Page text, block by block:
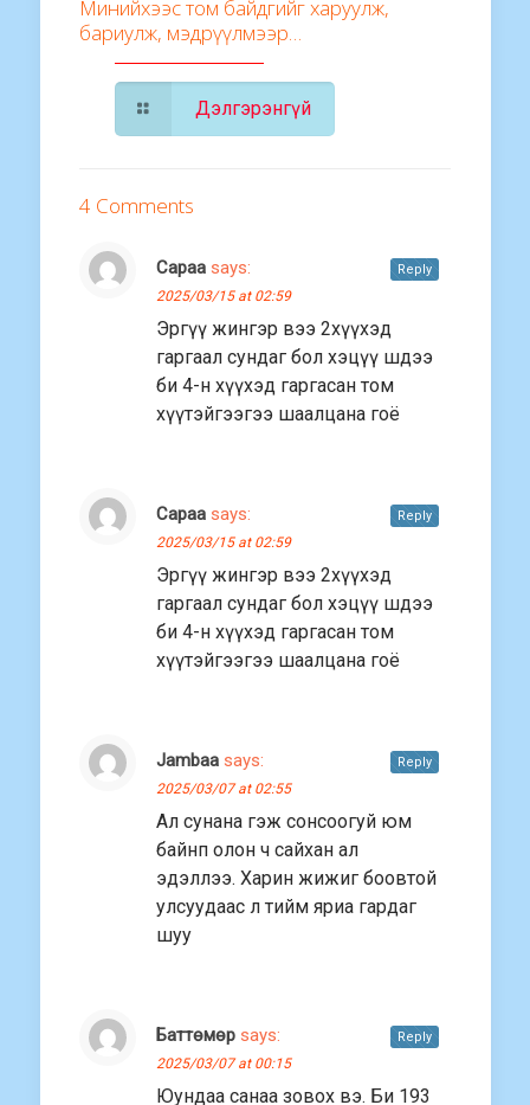
Минийхээс том байдгийг харуулж,
бариулж, мэдрүүлмээр…
Дэлгэрэнгүй
4 Comments
Сараа says:
2025/03/15 at 02:59
Эргүү жингэр вээ 2хүүхэд
гаргаал сундаг бол хэцүү шдээ
би 4-н хүүхэд гаргасан том
хүүтэйгээгээ шаалцана гоё
Reply
Сараа says:
2025/03/15 at 02:59
Эргүү жингэр вээ 2хүүхэд
гаргаал сундаг бол хэцүү шдээ
би 4-н хүүхэд гаргасан том
хүүтэйгээгээ шаалцана гоё
Reply
Jambaa says:
2025/03/07 at 02:55
Ал сунана гэж сонсоогуй юм
байнп олон ч сайхан ал
эдэллээ. Харин жижиг боовтой
улсуудаас л тийм яриа гардаг
шуу
Reply
Баттөмөр says:
2025/03/07 at 00:15
Юундаа санаа зовох вэ. Би 193
Reply